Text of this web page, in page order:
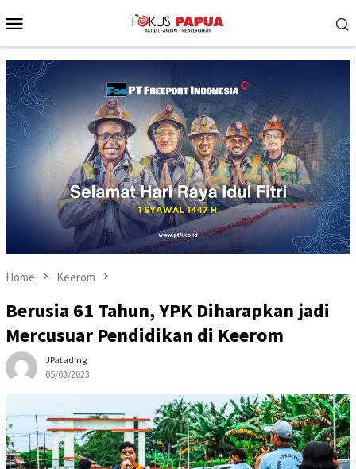
to
Menu
Home Keerom
Berusia 61 Tahun, YPK Diharapkan jadi
Mercusuar Pendidikan di Keerom
JPatading
05/03/2023